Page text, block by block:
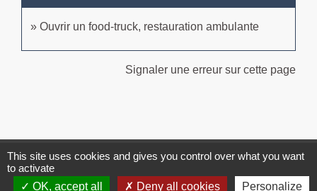
Ouvrir un food-truck, restauration ambulante
Signaler une erreur sur cette page
Contacts
Commune de Brissac
This site uses cookies and gives you control over what you want
to activate
OK, accept all
Deny all cookies Personalize